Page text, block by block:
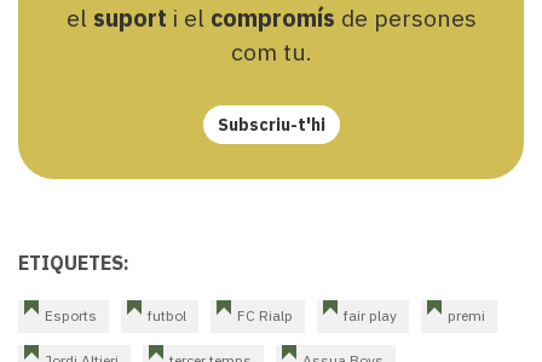
el suport i el compromís de persones
com tu.
Subscriu-t'hi
ETIQUETES:
Esports futbol FC Rialp fair play premi